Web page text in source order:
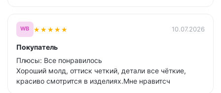
WB ★★★★★ 10.07.2026
Покупатель
Плюсы: Все понравилось
Хороший молд, оттиск четкий, детали все чёткие,
красиво смотрится в изделиях.Мне нравитсч